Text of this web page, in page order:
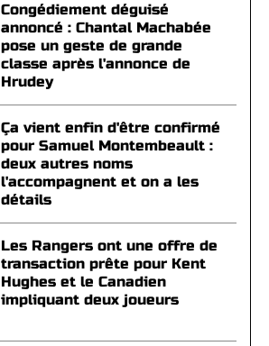
Congédiement déguisé
annoncé : Chantal Machabée
pose un geste de grande
classe après l'annonce de
Hrudey
Ça vient enfin d'être confirmé
pour Samuel Montembeault :
deux autres noms
l'accompagnent et on a les
détails
Les Rangers ont une offre de
transaction prête pour Kent
Hughes et le Canadien
impliquant deux joueurs